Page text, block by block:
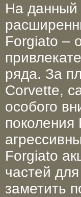
На данный
Forgiato –
ряда. За
Corvette,
особого
поколения
Forgiato
частей
заметить